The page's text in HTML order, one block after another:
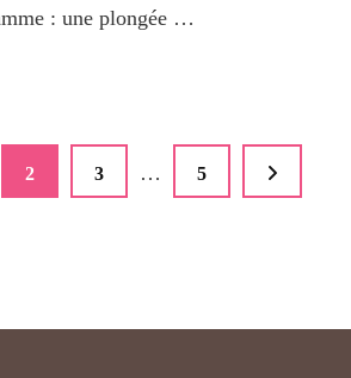
: une plongée …
Page
2 Page
3 … Page
5